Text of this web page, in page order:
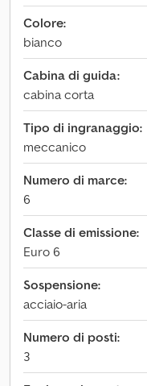
Colore:
bianco
Cabina di guida:
cabina corta
Tipo di ingranaggio:
meccanico
Numero di marce:
6
Classe di emissione:
Euro 6
Sospensione:
acciaio-aria
Numero di posti:
3